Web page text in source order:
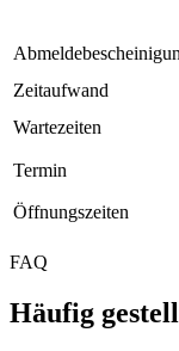
Zeitaufwand
Wartezeiten
Termin
Öffnungszeiten
FAQ
Häufig